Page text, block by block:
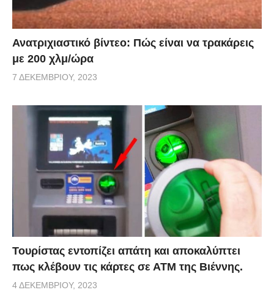
Ανατριχιαστικό βίντεο: Πώς είναι να τρακάρεις
με 200 χλμ/ώρα
7 ΔΕΚΕΜΒΡΊΟΥ, 2023
Τουρίστας εντοπίζει απάτη και αποκαλύπτει
πως κλέβουν τις κάρτες σε ΑΤΜ της Βιέννης.
4 ΔΕΚΕΜΒΡΊΟΥ, 2023